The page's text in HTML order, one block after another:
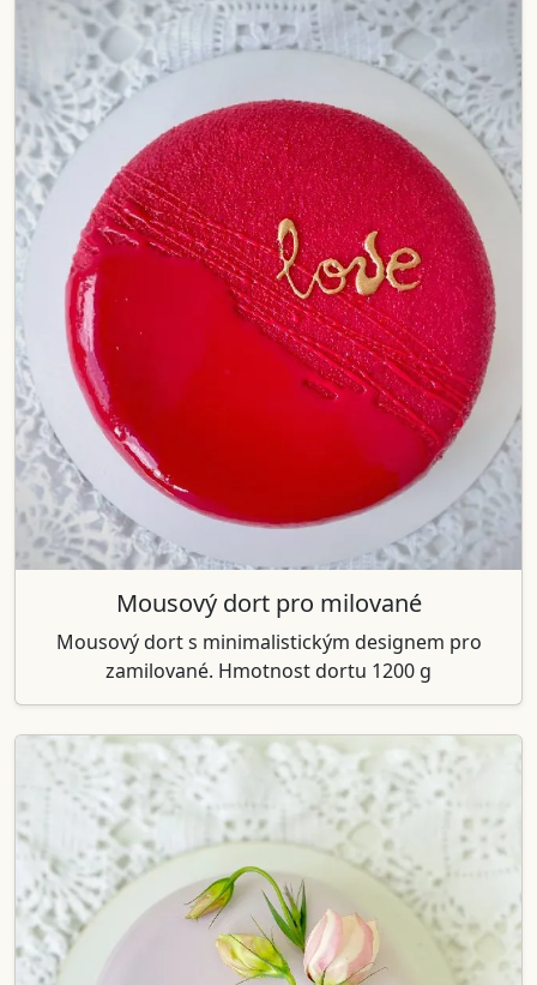
Mousový dort pro milované
Mousový dort s minimalistickým designem pro
zamilované. Hmotnost dortu 1200 g